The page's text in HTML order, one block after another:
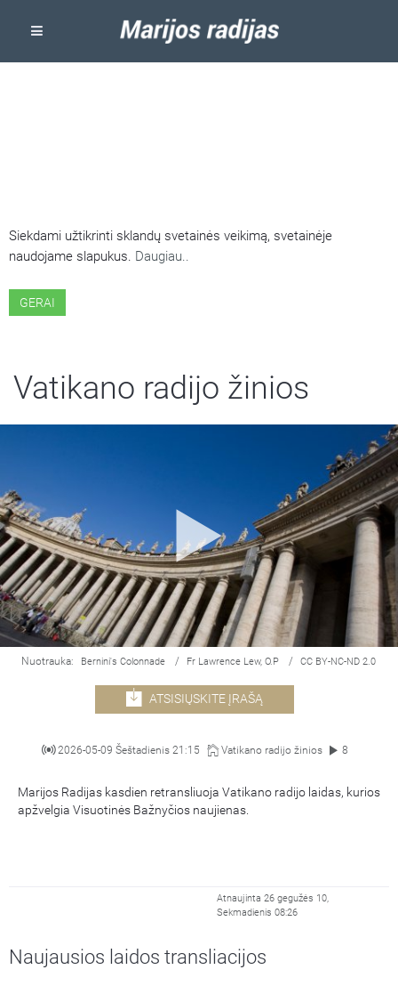
Siekdami užtikrinti sklandų svetainės veikimą, svetainėje
naudojame slapukus. Daugiau..
GERAI
Vatikano radijo žinios
Nuotrauka: Bernini's Colonnade / Fr Lawrence Lew, O.P / CC BY-NC-ND 2.0
ATSISIŲSKITE ĮRAŠĄ
2026-05-09 Šeštadienis 21:15 Vatikano radijo žinios 8
Marijos Radijas kasdien retransliuoja Vatikano radijo laidas, kurios
apžvelgia Visuotinės Bažnyčios naujienas.
Atnaujinta 26 gegužės 10,
Sekmadienis 08:26
Naujausios laidos transliacijos